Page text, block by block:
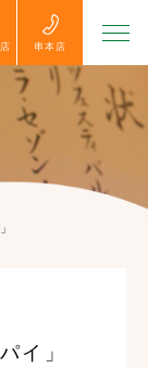
串本店
イ」